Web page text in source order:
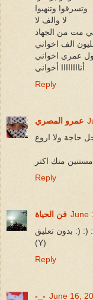
وتسرقوا وتنهبوا
لا والف لا
مت من الجهاد
الف اخواني
عمري اخواني
أناااااااا أخواني
Reply
عمرو المصري
حاجة ولا اروع
منك اكتر
Reply
فن الحياة June
تعليق :) :) :)
(Y)
Reply
-_- June 16,